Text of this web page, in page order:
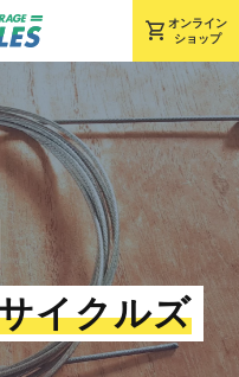
shopping_cart オンライン
ショップ
イクルズ